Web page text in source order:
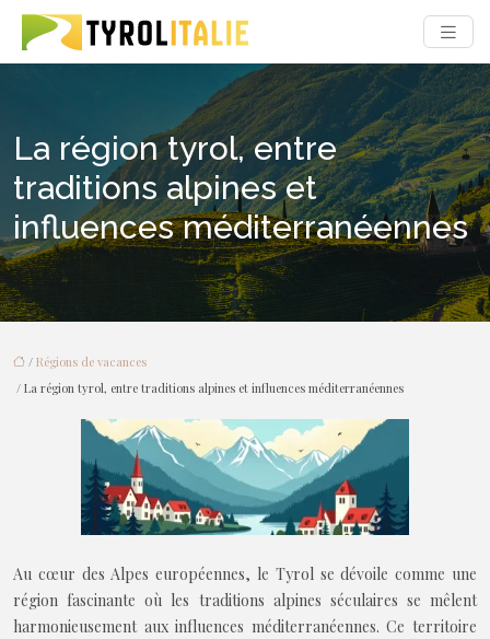
La région tyrol, entre
traditions alpines et
influences méditerranéennes
/ Régions de vacances
/ La région tyrol, entre traditions alpines et influences méditerranéennes
Au cœur des Alpes européennes, le Tyrol se dévoile comme une
région fascinante où les traditions alpines séculaires se mêlent
harmonieusement aux influences méditerranéennes. Ce territoire